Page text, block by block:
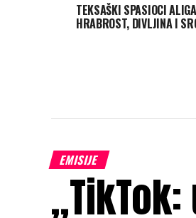
TEKSAŠKI SPASIOCI
HRABROST, DIVLJINA I
EMISIJE